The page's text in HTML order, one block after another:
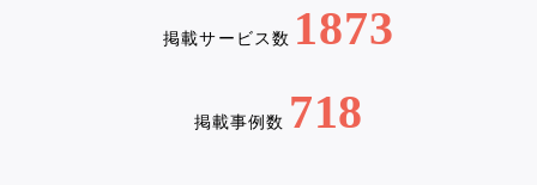
掲載サービス数 1873
掲載事例数 718